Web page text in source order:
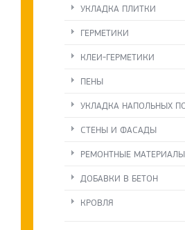
УКЛАДКА ПЛИТКИ
ГЕРМЕТИКИ
КЛЕИ-ГЕРМЕТИКИ
ПЕНЫ
УКЛАДКА НАПОЛЬНЫХ
СТЕНЫ И ФАСАДЫ
РЕМОНТНЫЕ МАТЕРИАЛЫ
ДОБАВКИ В БЕТОН
КРОВЛЯ